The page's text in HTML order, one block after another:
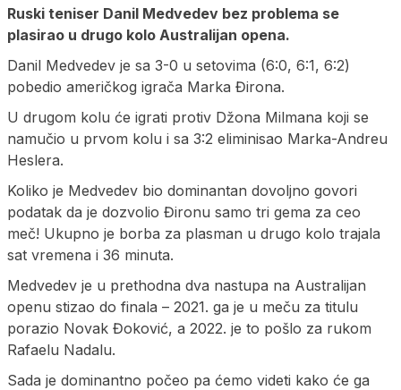
Ruski teniser Danil Medvedev bez problema se
plasirao u drugo kolo Australijan opena.
Danil Medvedev je sa 3-0 u setovima (6:0, 6:1, 6:2)
pobedio američkog igrača Marka Đirona.
U drugom kolu će igrati protiv Džona Milmana koji se
namučio u prvom kolu i sa 3:2 eliminisao Marka-Andreu
Heslera.
Koliko je Medvedev bio dominantan dovoljno govori
podatak da je dozvolio Đironu samo tri gema za ceo
meč! Ukupno je borba za plasman u drugo kolo trajala
sat vremena i 36 minuta.
Medvedev je u prethodna dva nastupa na Australijan
openu stizao do finala – 2021. ga je u meču za titulu
porazio Novak Đoković, a 2022. je to pošlo za rukom
Rafaelu Nadalu.
Sada je dominantno počeo pa ćemo videti kako će ga